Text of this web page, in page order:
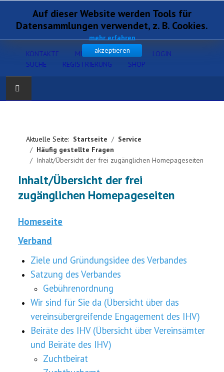
KONTAKTE MITGLIEDERSERVICE
LOGIN
SUCHE
REGISTRIERUNG SHOP
Downloads
Datei-Upload
Aktuelle Seite: Startseite
Service
Häufig gestellte Fragen
Inhalt/Übersicht der frei zugänglichen Homepageseiten
Auf dieser Website werden Tools für
Datensammlungen verwendet, z. B. Cookies.
mehr erfahren
akzeptieren
Inhalt/Übersicht der frei
zugänglichen Homepageseiten
Homeseite
Verband
Ziele und Gründungsidee des Verbandes
Satzung des Verbandes
Gebührenordnung
Wir sind für Sie da (Übersicht über das
vereinsübergreifende Engagement des IHV)
Beiräte des IHV (Übersicht über Vereinsämter
und Beiräte des IHV)
Zuchtbeirat